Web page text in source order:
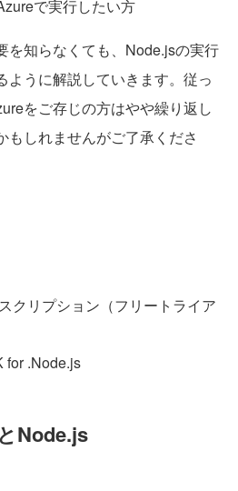
で実行したい方
知らなくても、Node.jsの実行
ように解説していきます。従っ
をご存じの方はやや繰り返し
もしれませんがご了承くださ
クリプション（フリートライア
for .Node.js
Node.js